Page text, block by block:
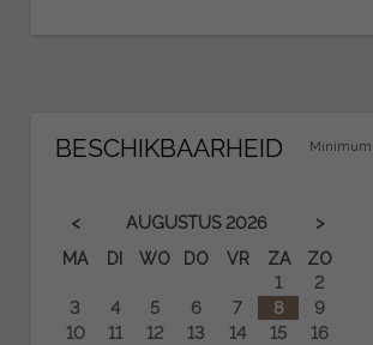
BESCHIKBAARHEID
< AUGUSTUS 2026
>
MA
DI WO DO VR ZA ZO
1
2
3
4 5 6 7 8
9
10
11 12 13 14 15
16